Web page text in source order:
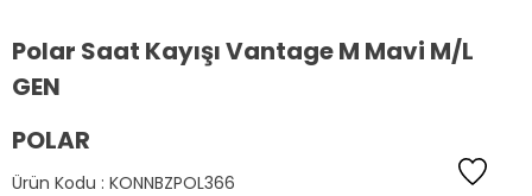
Polar Saat Kayışı Vantage M Mavi M/L
GEN
POLAR
Ürün Kodu : KONNBZPOL366